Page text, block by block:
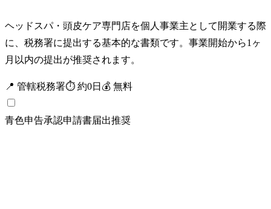
ヘッドスパ・頭皮ケア専門店を個人事業主として開業する際
に、税務署に提出する基本的な書類です。事業開始から1ヶ
月以内の提出が推奨されます。
📍 管轄税務署⏱ 約0日 💰 無料
青色申告承認申請書届出推奨